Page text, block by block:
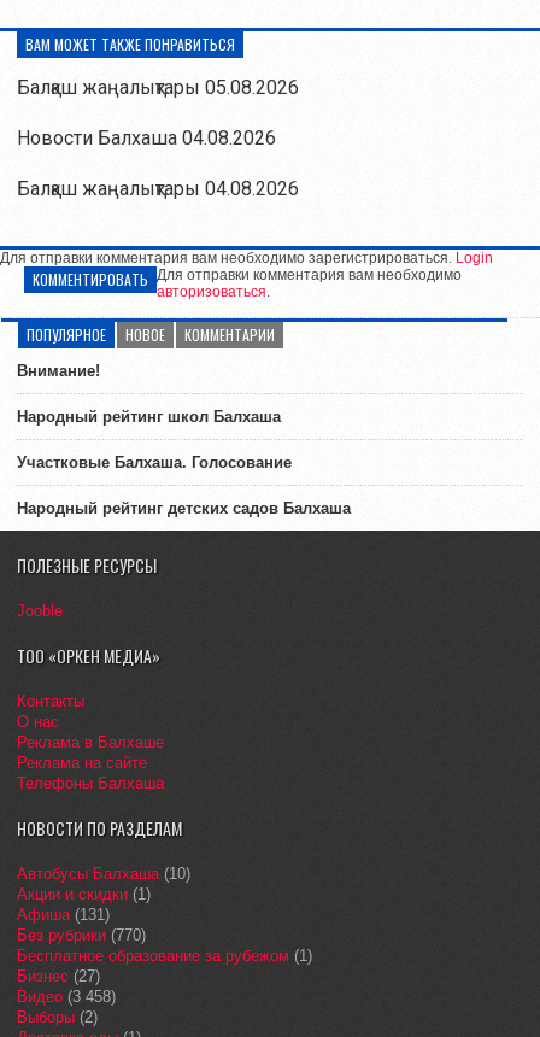
ВАМ МОЖЕТ ТАКЖЕ ПОНРАВИТЬСЯ
Балқаш жаңалықтары 05.08.2026
Новости Балхаша 04.08.2026
Балқаш жаңалықтары 04.08.2026
Для отправки комментария вам необходимо зарегистрироваться. Login
КОММЕНТИРОВАТЬ Для отправки комментария вам необходимо
авторизоваться.
ПОПУЛЯРНОЕ НОВОЕ КОММЕНТАРИИ
Внимание!
Народный рейтинг школ Балхаша
Участковые Балхаша. Голосование
Народный рейтинг детских садов Балхаша
ПОЛЕЗНЫЕ РЕСУРСЫ
Jooble
ТОО «ОРКЕН МЕДИА»
Контакты
О нас
Реклама в Балхаше
Реклама на сайте
Телефоны Балхаша
НОВОСТИ ПО РАЗДЕЛАМ
Автобусы Балхаша(10)
Акции и скидки (1)
Афиша(131)
Без рубрики (770)
Бесплатное образование за рубежом (1)
Бизнес (27)
Видео (3 458)
Выборы (2)